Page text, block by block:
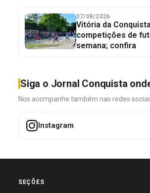
07/08/2026
Vitória da
competições de
semana; confira
Siga o Jornal Conquista
Nos acompanhe também nas redes
Instagram
SEÇÕES